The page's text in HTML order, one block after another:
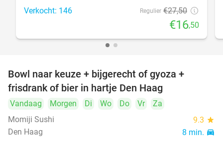
Verkocht: 146 Regulier €27,50
€16,50
Bowl naar keuze + bijgerecht of gyoza +
frisdrank of bier in hartje Den Haag
Vandaag Morgen Di Wo Do Vr
Za
Momiji Sushi
9.3 star
Den Haag 8 min. directions_car